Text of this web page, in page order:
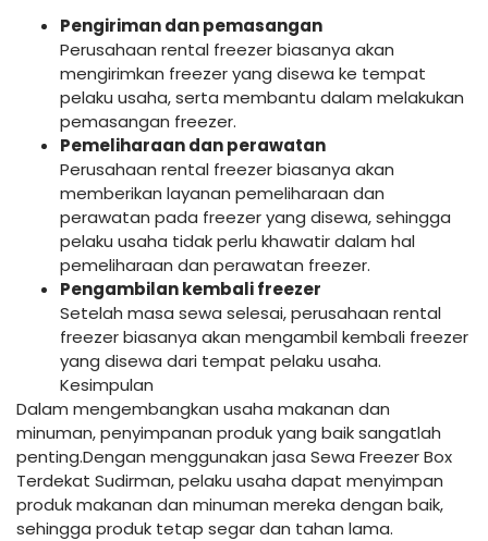
Pengiriman dan pemasangan
Perusahaan rental freezer biasanya akan
mengirimkan freezer yang disewa ke tempat
pelaku usaha, serta membantu dalam melakukan
pemasangan freezer.
Pemeliharaan dan perawatan
Perusahaan rental freezer biasanya akan
memberikan layanan pemeliharaan dan
perawatan pada freezer yang disewa, sehingga
pelaku usaha tidak perlu khawatir dalam hal
pemeliharaan dan perawatan freezer.
Pengambilan kembali freezer
Setelah masa sewa selesai, perusahaan rental
freezer biasanya akan mengambil kembali freezer
yang disewa dari tempat pelaku usaha.
Kesimpulan
Dalam mengembangkan usaha makanan dan
minuman, penyimpanan produk yang baik sangatlah
penting.Dengan menggunakan jasa Sewa Freezer Box
Terdekat Sudirman, pelaku usaha dapat menyimpan
produk makanan dan minuman mereka dengan baik,
sehingga produk tetap segar dan tahan lama.